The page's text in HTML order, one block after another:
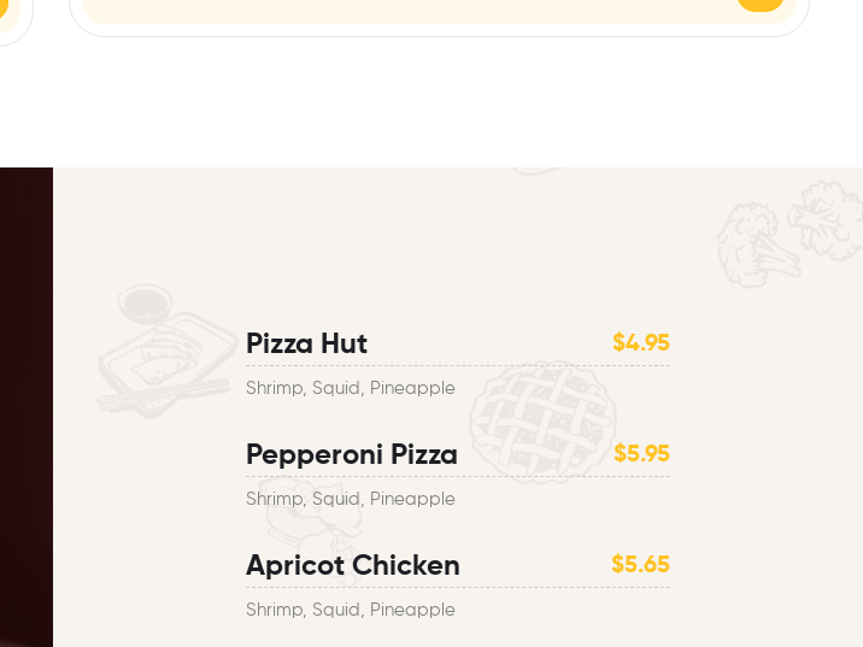
Pizza Hut $4.95
Shrimp, Squid, Pineapple
Pepperoni Pizza $5.95
Shrimp, Squid, Pineapple
Apricot Chicken $5.65
Shrimp, Squid, Pineapple